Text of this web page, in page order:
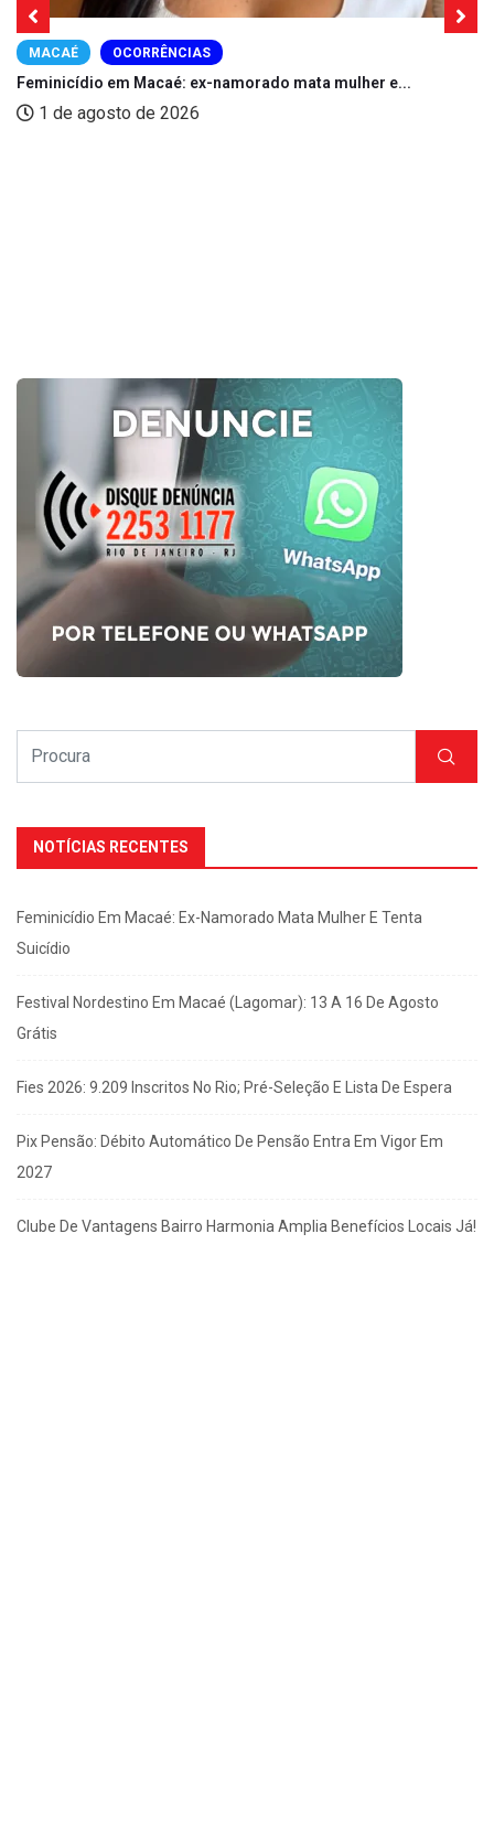
MACAÉ OCORRÊNCIAS
Feminicídio em Macaé: ex-namorado mata mulher e...
1 de agosto de 2026
NOTÍCIAS RECENTES
Feminicídio Em Macaé: Ex-Namorado Mata Mulher E Tenta
Suicídio
Festival Nordestino Em Macaé (Lagomar): 13 A 16 De Agosto
Grátis
Fies 2026: 9.209 Inscritos No Rio; Pré-Seleção E Lista De Espera
Pix Pensão: Débito Automático De Pensão Entra Em Vigor Em
2027
Clube De Vantagens Bairro Harmonia Amplia Benefícios Locais Já!